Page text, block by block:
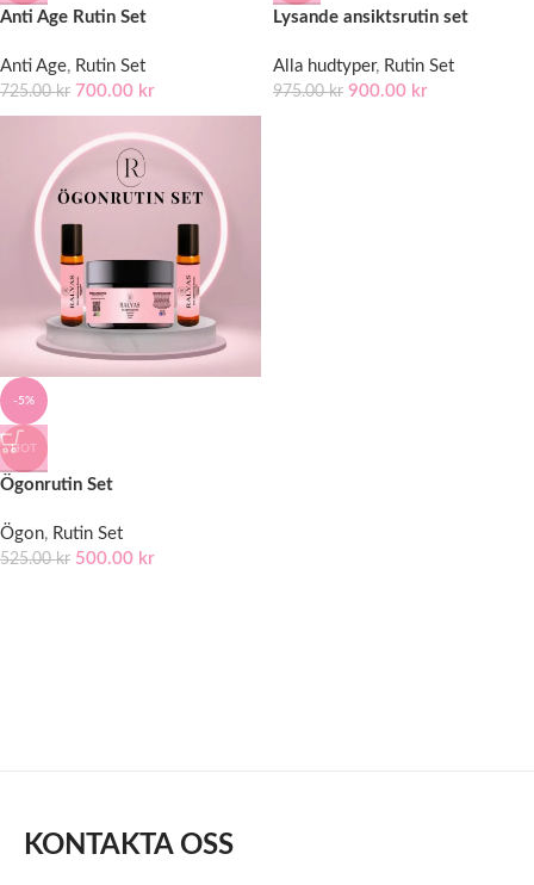
Anti Age Rutin Set
Anti Age, Rutin Set
725.00kr 700.00 kr
Lysande ansiktsrutin set
Alla hudtyper, Rutin Set
975.00kr 900.00 kr
-5%
HOT
Ögonrutin Set
Ögon, Rutin Set
525.00kr 500.00 kr
KONTAKTA OSS